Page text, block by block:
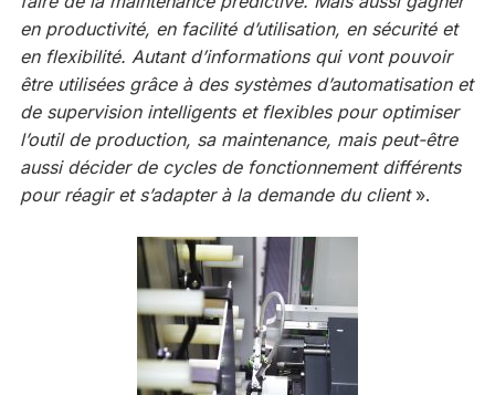
en productivité, en facilité d’utilisation, en sécurité et
en flexibilité. Autant d’informations qui vont pouvoir
être utilisées grâce à des systèmes d’automatisation et
de supervision intelligents et flexibles pour optimiser
l’outil de production, sa maintenance, mais peut-être
aussi décider de cycles de fonctionnement différents
pour réagir et s’adapter à la demande du client ».